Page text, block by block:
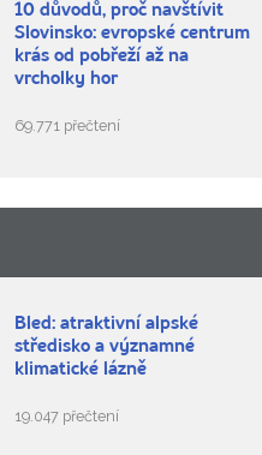
10 důvodů, proč navštívit
Slovinsko: evropské centrum
krás od pobřeží až na
vrcholky hor
69.771 přečtení
Bled: atraktivní alpské
středisko a významné
klimatické lázně
19.047 přečtení